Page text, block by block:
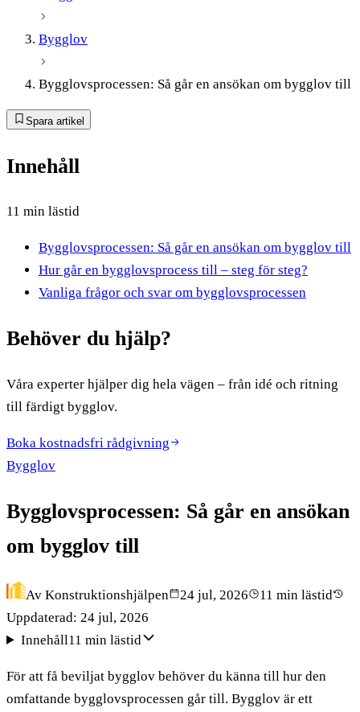
Bygglov
Bygglovsprocessen: Så går en ansökan om bygglov till
Spara artikel
Innehåll
11 min lästid
Bygglovsprocessen: Så går en ansökan om bygglov till
Hur går en bygglovsprocess till – steg för steg?
Vanliga frågor och svar om bygglovsprocessen
Behöver du hjälp?
Våra experter hjälper dig hela vägen – från idé och ritning
till färdigt bygglov.
Boka kostnadsfri rådgivning
Bygglov
Bygglovsprocessen: Så går en ansökan
om bygglov till
Av Konstruktionshjälpen 24 jul, 2026
11 min lästid
Uppdaterad: 24 jul, 2026
Innehåll11 min lästid
För att få beviljat bygglov behöver du känna till hur den
omfattande bygglovsprocessen går till. Bygglov är ett